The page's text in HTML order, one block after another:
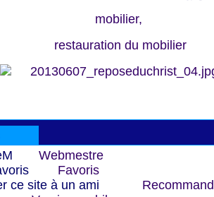
mobilier,
restauration du mobilier
Webmestre
Favoris